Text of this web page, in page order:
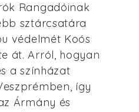
Rangadóinak
sztárcsatára
védelmét Koós
át. Arról, hogyan
a színházat
így
Ármány és